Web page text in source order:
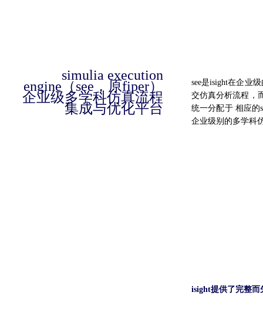
isight提供了完整而
simulia execution
engine（see，原fiper）
企业级多学科仿真流程
集成与优化平台
see是isight在企业
交仿真分析流程，
统一分配于 相应的
企业级别的多学科